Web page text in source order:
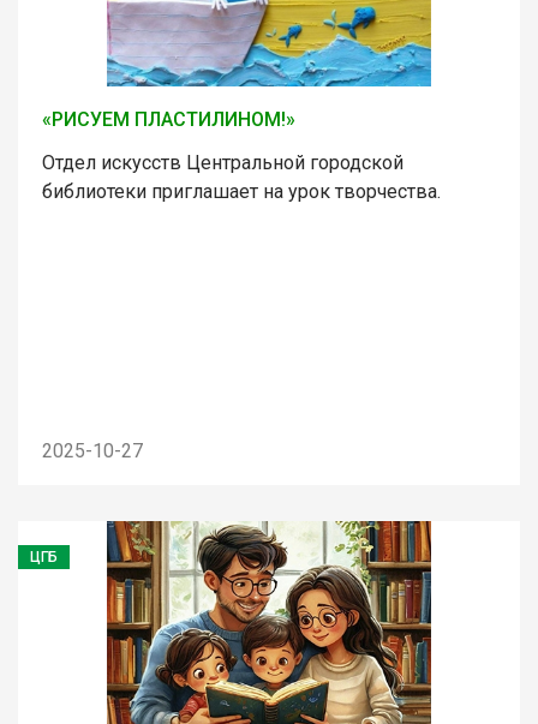
«РИСУЕМ ПЛАСТИЛИНОМ!»
Отдел искусств Центральной городской
библиотеки приглашает на урок творчества.
2025-10-27
ЦГБ